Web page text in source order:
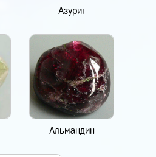
Азурит
Альмандин